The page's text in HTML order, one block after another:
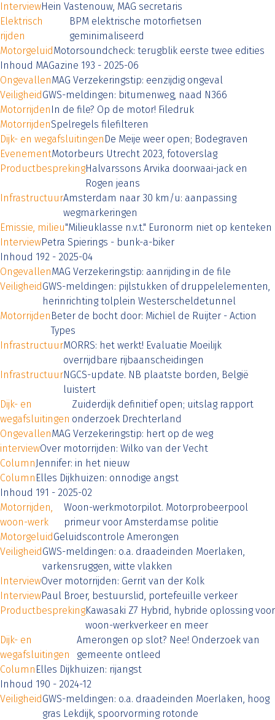
InterviewHein Vastenouw, MAG secretaris
Elektrisch
rijden
BPM elektrische motorfietsen
geminimaliseerd
MotorgeluidMotorsoundcheck: terugblik eerste twee edities
Inhoud MAGazine 193 - 2025-06
OngevallenMAG Verzekeringstip: eenzijdig ongeval
VeiligheidGWS-meldingen: bitumenweg, naad N366
Motorrijden In de file? Op de motor! Filedruk
MotorrijdenSpelregels filefilteren
Dijk- en wegafsluitingen De Meije weer open; Bodegraven
EvenementMotorbeurs Utrecht 2023, fotoverslag
ProductbesprekingHalvarssons Arvika doorwaai-jack en
Rogen jeans
InfrastructuurAmsterdam naar 30 km/u: aanpassing
wegmarkeringen
Emissie, milieu"Milieuklasse n.v.t." Euronorm niet op kenteken
InterviewPetra Spierings - bunk-a-biker
Inhoud 192 - 2025-04
OngevallenMAG Verzekeringstip: aanrijding in de file
VeiligheidGWS-meldingen: pijlstukken of druppelelementen,
herinrichting tolplein Westerscheldetunnel
Motorrijden Beter de bocht door: Michiel de Ruijter - Action
Types
InfrastructuurMORRS: het werkt! Evaluatie Moeilijk
overrijdbare rijbaanscheidingen
InfrastructuurNGCS-update. NB plaatste borden, België
luistert
Dijk- en
wegafsluitingen
Zuiderdijk definitief open; uitslag rapport
onderzoek Drechterland
OngevallenMAG Verzekeringstip: hert op de weg
interviewOver motorrijden: Wilko van der Vecht
ColumnJennifer: in het nieuw
Column Elles Dijkhuizen: onnodige angst
Inhoud 191 - 2025-02
Motorrijden,
woon-werk
Woon-werkmotorpilot. Motorprobeerpool
primeur voor Amsterdamse politie
MotorgeluidGeluidscontrole Amerongen
VeiligheidGWS-meldingen: o.a. draadeinden Moerlaken,
varkensruggen, witte vlakken
InterviewOver motorrijden: Gerrit van der Kolk
InterviewPaul Broer, bestuurslid, portefeuille verkeer
ProductbesprekingKawasaki Z7 Hybrid, hybride oplossing voor
woon-werkverkeer en meer
Dijk- en
wegafsluitingen
Amerongen op slot? Nee! Onderzoek van
gemeente ontleed
Column Elles Dijkhuizen: rijangst
Inhoud 190 - 2024-12
VeiligheidGWS-meldingen: o.a. draadeinden Moerlaken, hoog
gras Lekdijk, spoorvorming rotonde